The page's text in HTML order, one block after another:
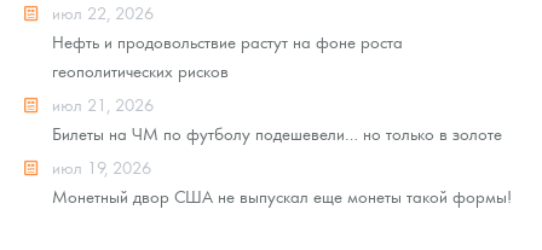
июл 22, 2026
Нефть и продовольствие растут на фоне роста
геополитических рисков
июл 21, 2026
Билеты на ЧМ по футболу подешевели… но только в золоте
июл 19, 2026
Монетный двор США не выпускал еще монеты такой формы!